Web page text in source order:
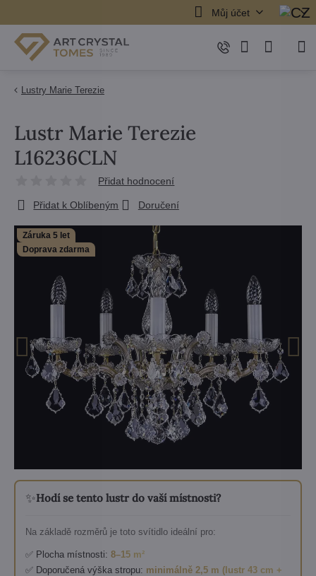
Můj účet
Lustry Marie Terezie
Záruka 5 let
Doprava zdarma
✨Hodí se tento lustr do vaší místnosti?
Na základě rozměrů je toto svítidlo ideální pro:
✅ Plocha místnosti: 8–15 m²
✅ Doporučená výška stropu: minimálně 2,5 m (lustr 43 cm +
Lustr Marie Terezie
L16236CLN
Přidat hodnocení
Přidat k Oblíbeným Doručení